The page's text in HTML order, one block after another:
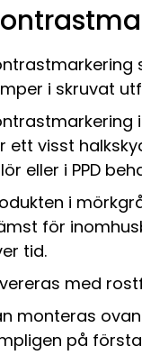
i skruvat
ett visst
eller i PPD
i
för
tid.
med
monteras
på